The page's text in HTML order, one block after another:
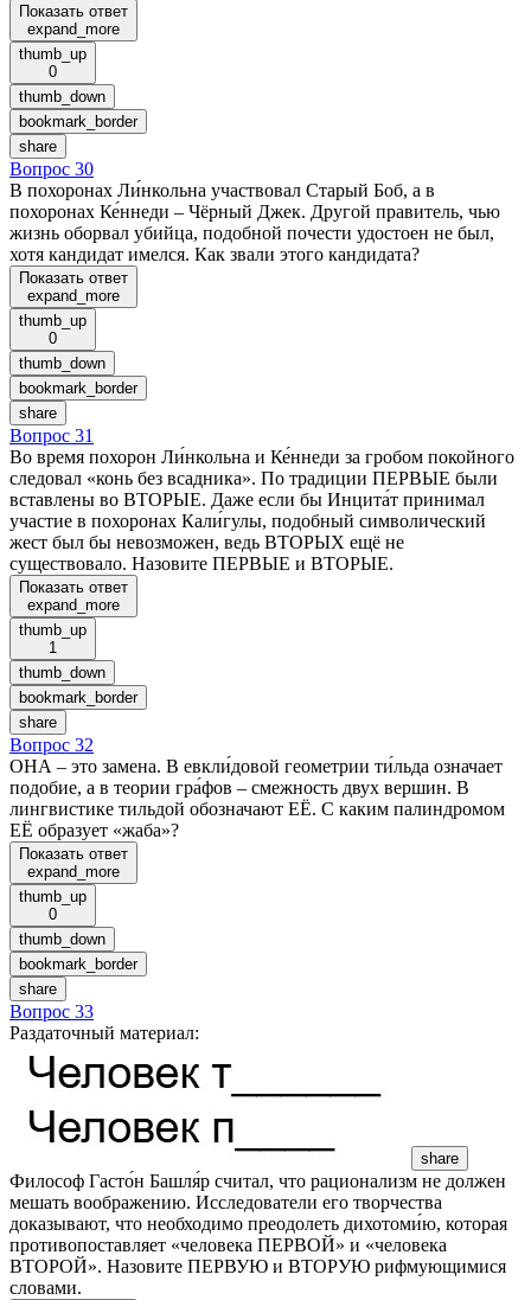
Показать ответ
expand_more
thumb_up
0
thumb_down
bookmark_border
share
Вопрос 30
В похоронах Ли́нкольна участвовал Старый Боб, а в
похоронах Ке́ннеди – Чёрный Джек. Другой правитель, чью
жизнь оборвал убийца, подобной почести удостоен не был,
хотя кандидат имелся. Как звали этого кандидата?
Показать ответ
expand_more
thumb_up
0
thumb_down
bookmark_border
share
Вопрос 31
Во время похорон Ли́нкольна и Ке́ннеди за гробом покойного
следовал «конь без всадника». По традиции ПЕРВЫЕ были
вставлены во ВТОРЫЕ. Даже если бы Инцита́т принимал
участие в похоронах Кали́гулы, подобный символический
жест был бы невозможен, ведь ВТОРЫХ ещё не
существовало. Назовите ПЕРВЫЕ и ВТОРЫЕ.
Показать ответ
expand_more
thumb_up
1
thumb_down
bookmark_border
share
Вопрос 32
ОНА – это замена. В евкли́довой геометрии ти́льда означает
подобие, а в теории гра́фов – смежность двух вершин. В
лингвистике тильдой обозначают ЕЁ. С каким палиндромом
ЕЁ образует «жаба»?
Показать ответ
expand_more
thumb_up
0
thumb_down
bookmark_border
share
Вопрос 33
Раздаточный материал:
share
Философ Гасто́н Башля́р считал, что рационализм не должен
мешать воображению. Исследователи его творчества
доказывают, что необходимо преодолеть дихотоми́ю, которая
противопоставляет «человека ПЕРВОЙ» и «человека
ВТОРОЙ». Назовите ПЕРВУЮ и ВТОРУЮ рифмующимися
словами.